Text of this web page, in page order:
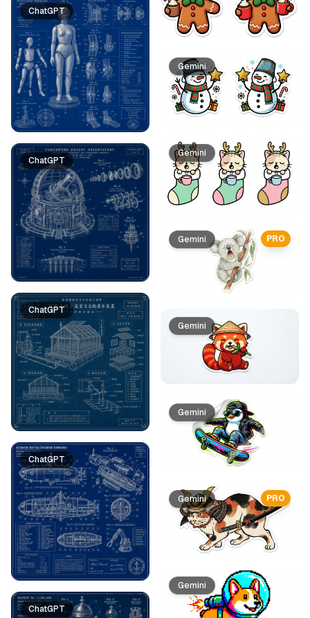
ChatGPT
ChatGPT
ChatGPT
ChatGPT
ChatGPT
Gemini
Gemini
PRO
Gemini
Gemini
Gemini
PRO
Gemini
Gemini